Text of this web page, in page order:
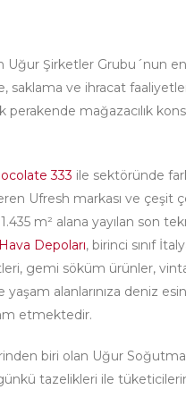
Uğur Şirketler Grubu´nun
saklama ve ihracat
perakende mağazacılık
333 ile sektöründe
Ufresh markası ve çeşit
m² alana yayılan son
Depoları, birinci sınıf
gemi söküm ürünler,
alanlarınıza deniz
etmektedir.
biri olan Uğur
tazelikleri ile